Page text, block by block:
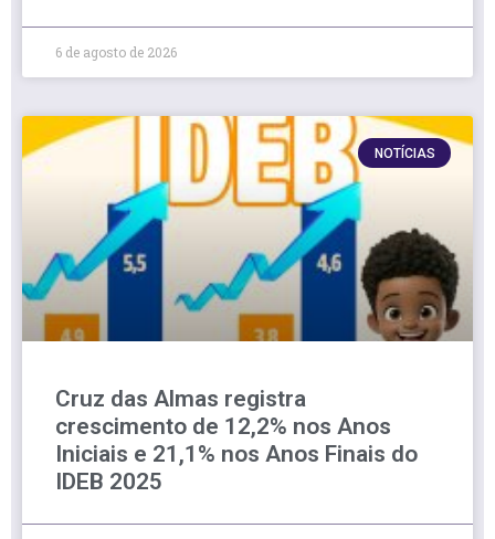
6 de agosto de 2026
NOTÍCIAS
Cruz das Almas registra
crescimento de 12,2% nos Anos
Iniciais e 21,1% nos Anos Finais do
IDEB 2025